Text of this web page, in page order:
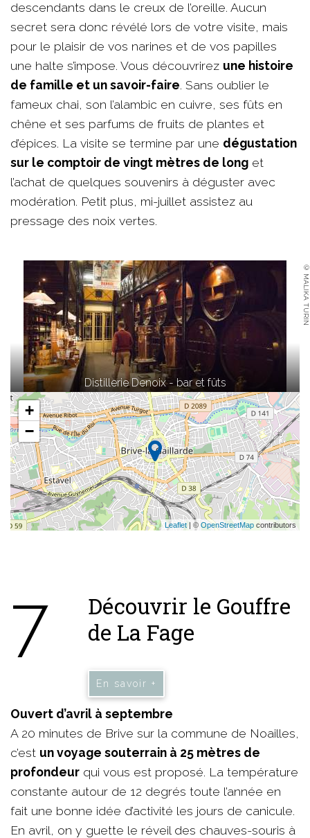
descendants dans le creux de l’oreille. Aucun
secret sera donc révélé lors de votre visite, mais
pour le plaisir de vos narines et de vos papilles
une halte s’impose. Vous découvrirez une histoire
de famille et un savoir-faire. Sans oublier le
fameux chai, son l’alambic en cuivre, ses fûts en
chêne et ses parfums de fruits de plantes et
d’épices. La visite se termine par une dégustation
sur le comptoir de vingt mètres de long et
l’achat de quelques souvenirs à déguster avec
modération. Petit plus, mi-juillet assistez au
pressage des noix vertes.
© MALIKA TURIN
Distillerie Denoix - bar et fûts
+
−
Leaflet | © OpenStreetMap contributors
7
Découvrir le Gouffre
de La Fage
En savoir +
Ouvert d’avril à septembre
A 20 minutes de Brive sur la commune de Noailles,
c’est un voyage souterrain à 25 mètres de
profondeur qui vous est proposé. La température
constante autour de 12 degrés toute l’année en
fait une bonne idée d’activité les jours de canicule.
En avril, on y guette le réveil des chauves-souris à